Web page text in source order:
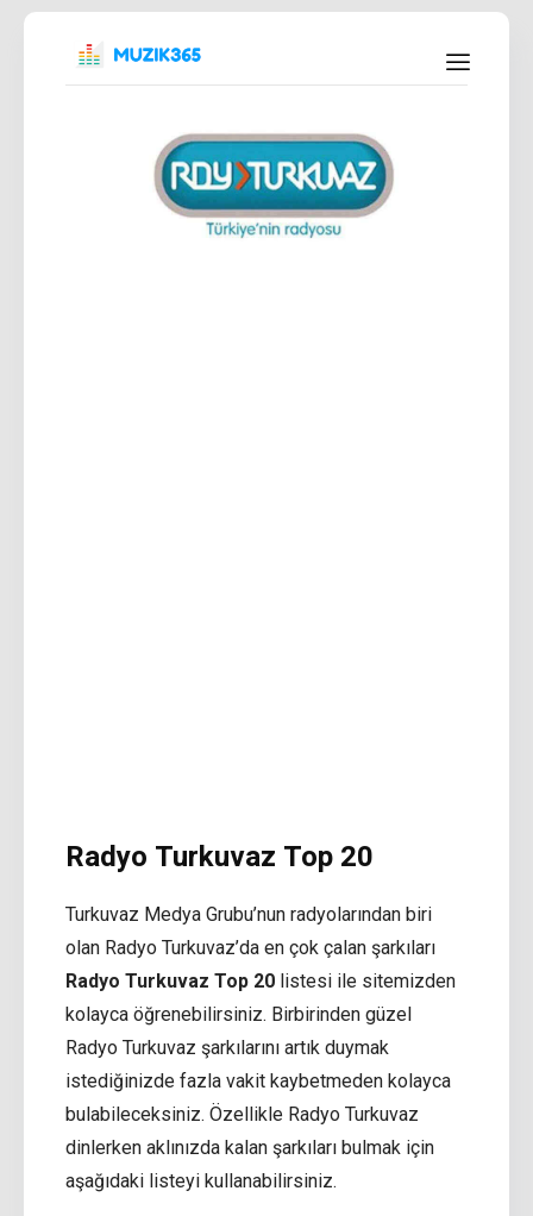
Radyo Turkuvaz Top 20
Turkuvaz Medya Grubu’nun radyolarından biri
olan Radyo Turkuvaz’da en çok çalan şarkıları
Radyo Turkuvaz Top 20 listesi ile sitemizden
kolayca öğrenebilirsiniz. Birbirinden güzel
Radyo Turkuvaz şarkılarını artık duymak
istediğinizde fazla vakit kaybetmeden kolayca
bulabileceksiniz. Özellikle Radyo Turkuvaz
dinlerken aklınızda kalan şarkıları bulmak için
aşağıdaki listeyi kullanabilirsiniz.